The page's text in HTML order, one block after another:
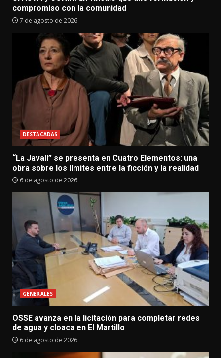
compromiso con la comunidad
7 de agosto de 2026
DESTACADAS
“La Javalí” se presenta en Cuatro Elementos: una
obra sobre los límites entre la ficción y la realidad
6 de agosto de 2026
GENERALES
OSSE avanza en la licitación para completar redes
de agua y cloaca en El Martillo
6 de agosto de 2026